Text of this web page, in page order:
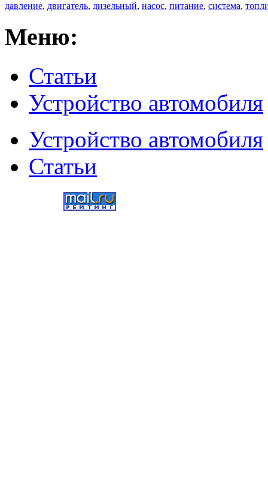
давление, двигатель, дизельный, насос, питание, система,
Меню:
Статьи
Устройство автомобиля
Устройство автомобиля
Статьи